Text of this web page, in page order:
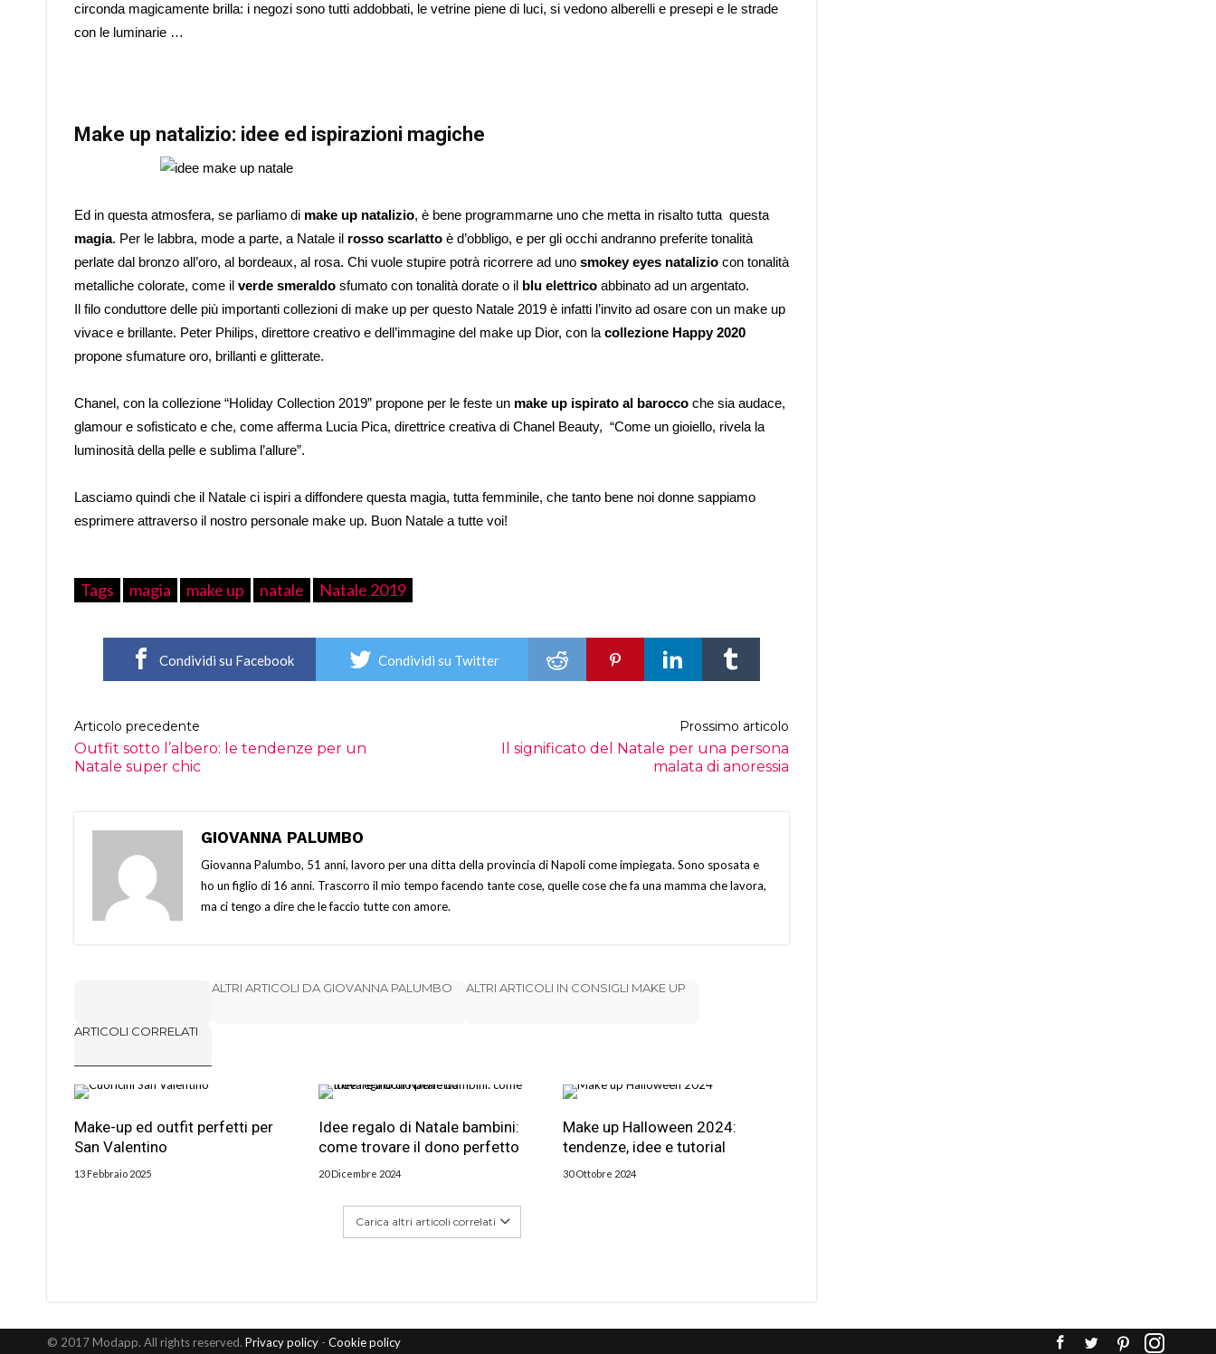
circonda magicamente brilla: i negozi sono tutti addobbati, le vetrine piene di luci, si vedono alberelli e presepi e le strade
con le luminarie …
Make up natalizio: idee ed ispirazioni magiche
Ed in questa atmosfera, se parliamo di make up natalizio, è bene programmarne uno che metta in risalto tutta questa
magia. Per le labbra, mode a parte, a Natale il rosso scarlatto è d’obbligo, e per gli occhi andranno preferite tonalità
perlate dal bronzo all’oro, al bordeaux, al rosa. Chi vuole stupire potrà ricorrere ad uno smokey eyes natalizio con tonalità
metalliche colorate, come il verde smeraldo sfumato con tonalità dorate o il blu elettrico abbinato ad un argentato.
Il filo conduttore delle più importanti collezioni di make up per questo Natale 2019 è infatti l’invito ad osare con un make up
vivace e brillante. Peter Philips, direttore creativo e dell’immagine del make up Dior, con la collezione Happy 2020
propone sfumature oro, brillanti e glitterate.
Chanel, con la collezione “Holiday Collection 2019” propone per le feste un make up ispirato al barocco che sia audace,
glamour e sofisticato e che, come afferma Lucia Pica, direttrice creativa di Chanel Beauty, “Come un gioiello, rivela la
luminosità della pelle e sublima l’allure”.
Lasciamo quindi che il Natale ci ispiri a diffondere questa magia, tutta femminile, che tanto bene noi donne sappiamo
esprimere attraverso il nostro personale make up. Buon Natale a tutte voi!
Tags magia make up natale Natale 2019
Condividi su Facebook Condividi su Twitter
Articolo precedente
Outfit sotto l’albero: le tendenze per un
Natale super chic
Prossimo articolo
Il significato del Natale per una persona
malata di anoressia
GIOVANNA PALUMBO
Giovanna Palumbo, 51 anni, lavoro per una ditta della provincia di Napoli come impiegata. Sono sposata e
ho un figlio di 16 anni. Trascorro il mio tempo facendo tante cose, quelle cose che fa una mamma che lavora,
ma ci tengo a dire che le faccio tutte con amore.
ARTICOLI CORRELATI
ALTRI ARTICOLI DA GIOVANNA PALUMBO ALTRI ARTICOLI IN CONSIGLI MAKE UP
Make-up ed outfit perfetti per
San Valentino
13 Febbraio 2025
Idee regalo di Natale bambini:
come trovare il dono perfetto
20 Dicembre 2024
Make up Halloween 2024:
tendenze, idee e tutorial
30 Ottobre 2024
Carica altri articoli correlati
© 2017 Modapp. All rights reserved. Privacy policy - Cookie policy